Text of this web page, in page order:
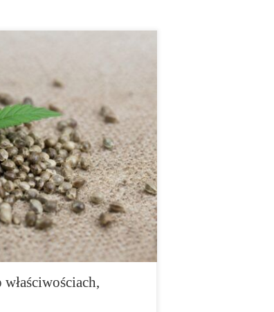
kannabinoidzie
związków chemicznych
która od dziesięcioleci wzbudza
oraz opinii publicznej. Skrót
się do naturalnego kannabinoidu